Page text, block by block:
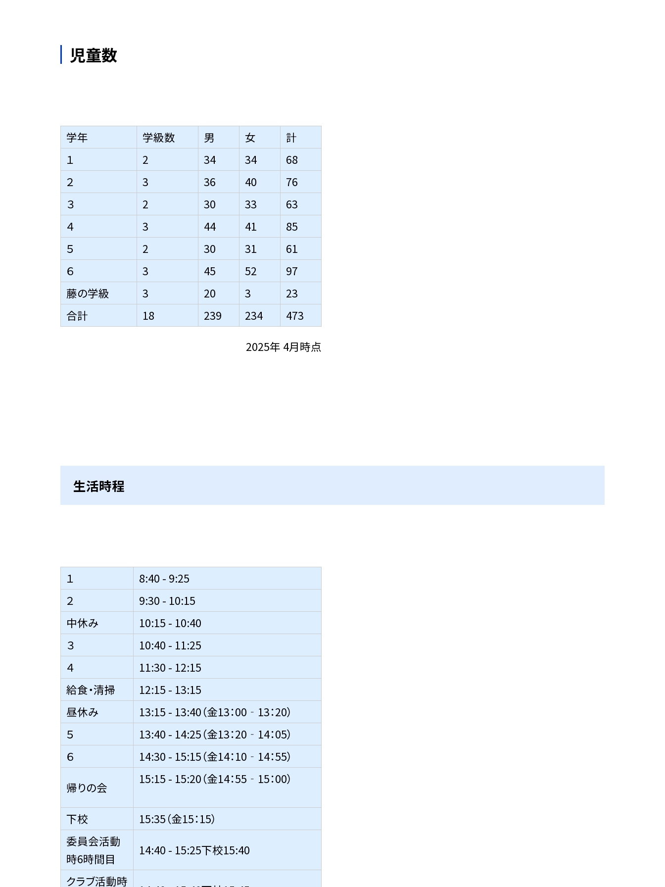
児童数
学年 学級数 男 女
計
１
2 34 34
68
２
3 36 40
76
３
2 30 33
63
４
3 44 41
85
５
2 30 31
61
６
3 45 52
97
藤の学級
3 20 3
23
合計
18 239 234 473
2025年 4月時点
生活時程
１
8:40 - 9:25
２
9:30 - 10:15
中休み
10:15 - 10:40
３
10:40 - 11:25
４
11:30 - 12:15
給食・清掃
12:15 - 13:15
昼休み
13:15 - 13:40（金13：00‐13：20）
５
13:40 - 14:25（金13：20‐14：05）
６
14:30 - 15:15（金14：10‐14：55）
帰りの会
15:15 - 15:20（金14：55‐15：00）
下校
15:35（金15：15）
委員会活動
時6時間目
14:40 - 15:25下校15:40
クラブ活動時